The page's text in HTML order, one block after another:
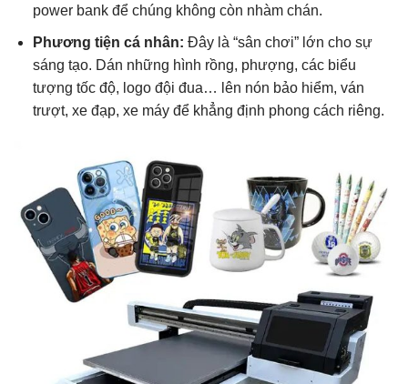
power bank để chúng không còn nhàm chán.
Phương tiện cá nhân: Đây là “sân chơi” lớn cho sự
sáng tạo. Dán những hình rồng, phượng, các biểu
tượng tốc độ, logo đội đua… lên nón bảo hiểm, ván
trượt, xe đạp, xe máy để khẳng định phong cách riêng.